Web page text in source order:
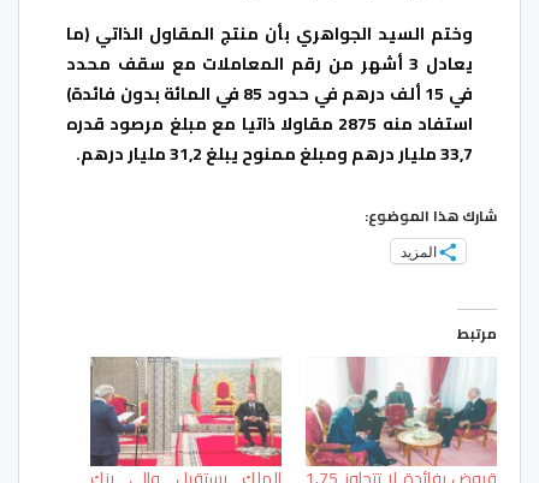
وختم السيد الجواهري بأن منتج المقاول الذاتي (ما
يعادل 3 أشهر من رقم المعاملات مع سقف محدد
في 15 ألف درهم في حدود 85 في المائة بدون فائدة)
استفاد منه 2875 مقاولا ذاتيا مع مبلغ مرصود قدره
33,7 مليار درهم ومبلغ ممنوح يبلغ 31,2 مليار درهم.
شارك هذا الموضوع:
المزيد
مرتبط